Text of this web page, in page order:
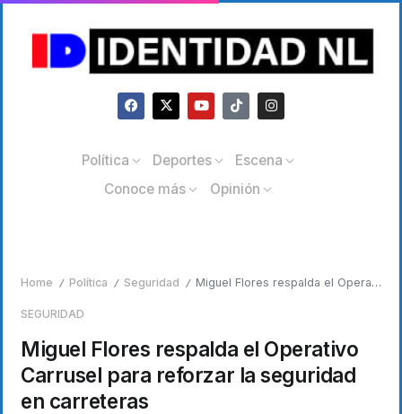
Política Deportes
Escena
Conoce más
Opinión
Home / Política / Seguridad / Miguel Flores respalda el Operativo Carrusel para reforzar la seguridad en carreteras
SEGURIDAD
Miguel Flores respalda el Operativo
Carrusel para reforzar la seguridad
en carreteras